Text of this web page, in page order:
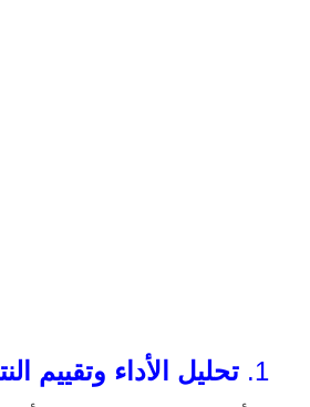
1. تحليل الأداء وتقييم